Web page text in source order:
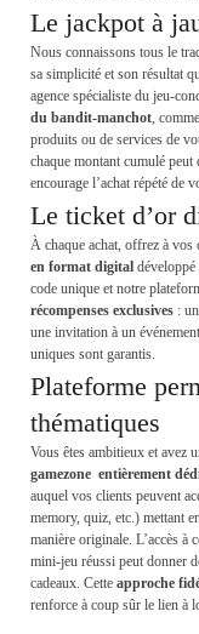
Le jackpot à
Nous connaissons tous le
sa simplicité et son résultat
agence spécialiste du jeu-
du bandit-manchot,
produits ou de services de
chaque montant cumulé peut
encourage l’achat répété de
Le ticket d’or
À chaque achat, offrez à vos
en format digital
code unique et notre
récompenses exclusives :
une invitation à un
uniques sont garantis.
Plateforme
thématiques
Vous êtes ambitieux et avez
gamezone entièrement
auquel vos clients peuvent
memory, quiz, etc.) mettant
manière originale. L’accès à
mini-jeu réussi peut donner
cadeaux. Cette approche
renforce à coup sûr le lien à